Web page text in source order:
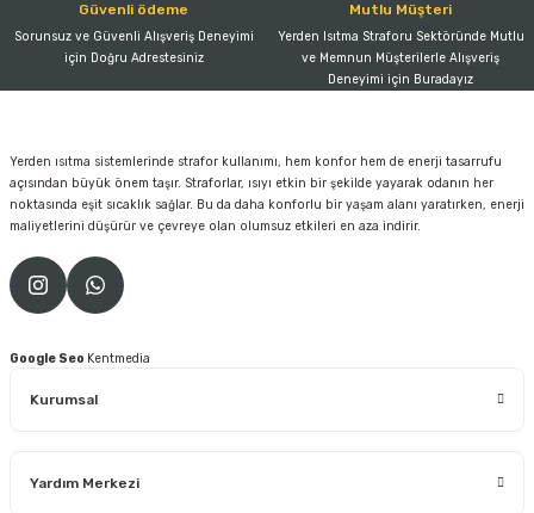
Güvenli ödeme
Sorunsuz ve Güvenli Alışveriş Deneyimi
için Doğru Adrestesiniz
Mutlu Müşteri
Yerden Isıtma Straforu Sektöründe Mutlu
ve Memnun Müşterilerle Alışveriş
Deneyimi için Buradayız
Yerden ısıtma sistemlerinde strafor kullanımı, hem konfor hem de enerji tasarrufu
açısından büyük önem taşır. Straforlar, ısıyı etkin bir şekilde yayarak odanın her
noktasında eşit sıcaklık sağlar. Bu da daha konforlu bir yaşam alanı yaratırken, enerji
maliyetlerini düşürür ve çevreye olan olumsuz etkileri en aza indirir.
Google Seo Kentmedia
Kurumsal
Yardım Merkezi